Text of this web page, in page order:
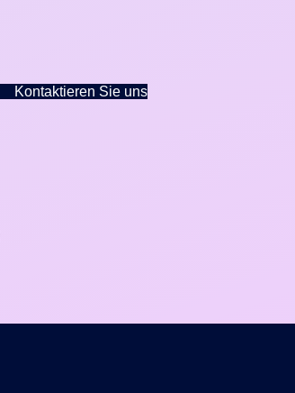
Kontaktieren Sie uns